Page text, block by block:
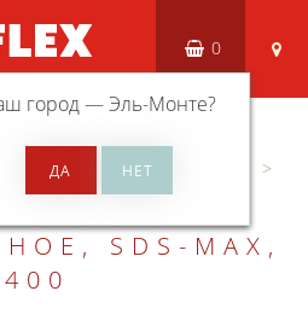
город —Эль-Монте?
0
Зубила SDS-max
FLEX
SDS-MAX,
400